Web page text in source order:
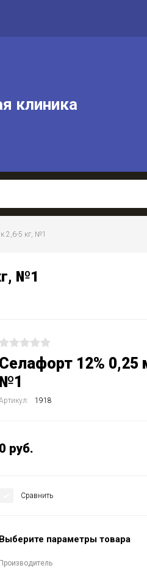
клиника
2,6-5 кг, №1
№1
Селафорт 12% 0,25
№1
1918
0 руб.
Сравнить
Выберите параметры товара
Производитель